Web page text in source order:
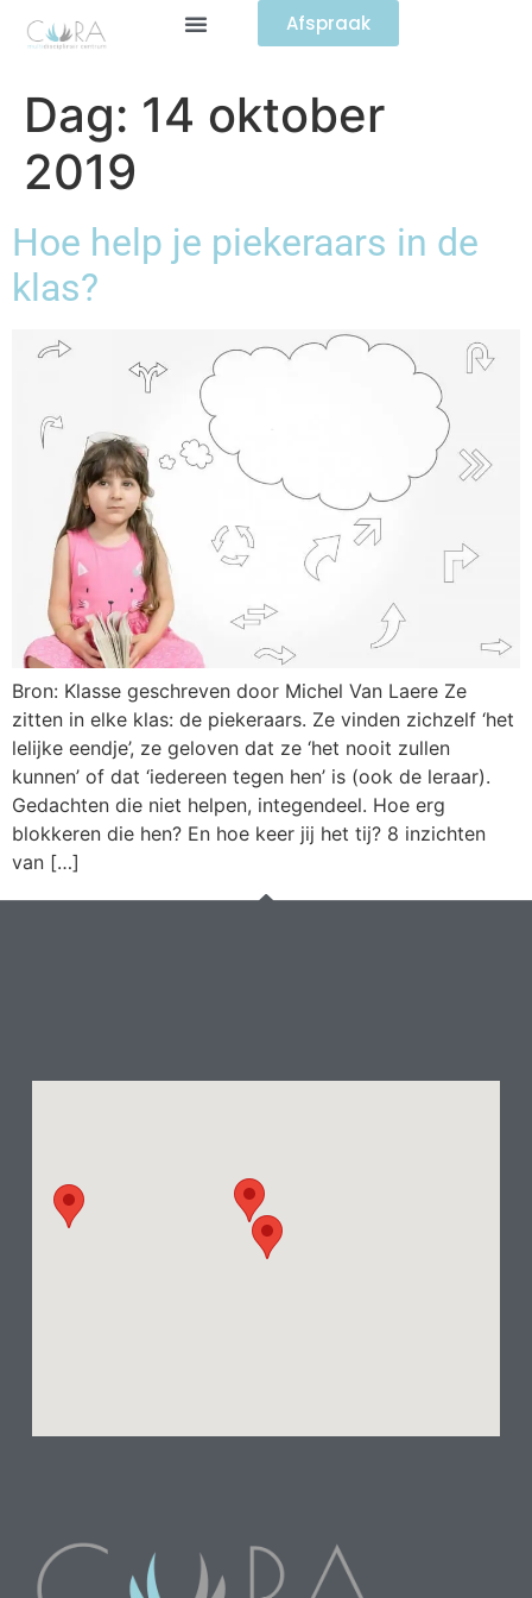
Afspraak
Dag: 14 oktober
2019
Hoe help je piekeraars in de
klas?
Bron: Klasse geschreven door Michel Van Laere Ze
zitten in elke klas: de piekeraars. Ze vinden zichzelf ‘het
lelijke eendje’, ze geloven dat ze ‘het nooit zullen
kunnen’ of dat ‘iedereen tegen hen’ is (ook de leraar).
Gedachten die niet helpen, integendeel. Hoe erg
blokkeren die hen? En hoe keer jij het tij? 8 inzichten
van […]